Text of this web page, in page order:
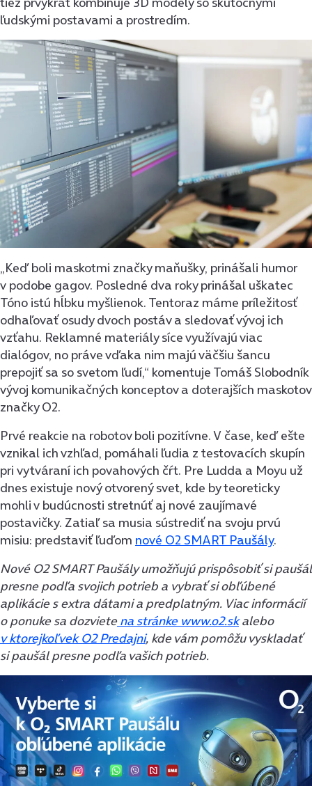
ľudskými postavami a prostredím.
„Keď boli maskotmi značky maňušky, prinášali humor
v podobe gagov. Posledné dva roky prinášal uškatec
Tóno istú hĺbku myšlienok. Tentoraz máme príležitosť
odhaľovať osudy dvoch postáv a sledovať vývoj ich
vzťahu. Reklamné materiály síce využívajú viac
dialógov, no práve vďaka nim majú väčšiu šancu
prepojiť sa so svetom ľudí,“ komentuje Tomáš Slobodník
vývoj komunikačných konceptov a doterajších maskotov
značky O2.
Prvé reakcie na robotov boli pozitívne. V čase, keď ešte
vznikal ich vzhľad, pomáhali ľudia z testovacích skupín
pri vytváraní ich povahových čŕt. Pre Ludda a Moyu už
dnes existuje nový otvorený svet, kde by teoreticky
mohli v budúcnosti stretnúť aj nové zaujímavé
postavičky. Zatiaľ sa musia sústrediť na svoju prvú
misiu: predstaviť ľuďom nové O2 SMART Paušály.
Nové O2 SMART Paušály umožňujú prispôsobiť si paušál
presne podľa svojich potrieb a vybrať si obľúbené
aplikácie s extra dátami a predplatným. Viac informácií
o ponuke sa dozvietena stránke www.o2.skalebo
v ktorejkoľvek O2 Predajni, kde vám pomôžu vyskladať
si paušál presne podľa vašich potrieb.